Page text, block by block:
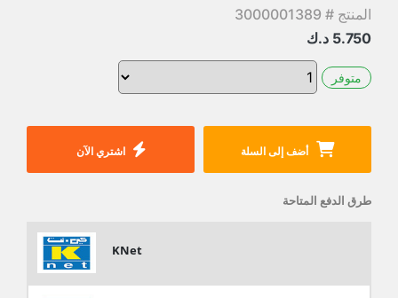
المنتج # 3000001389
5.750 د.ك
متوفر
أضف إلى السلة اشتري الآن
طرق الدفع المتاحة
KNet